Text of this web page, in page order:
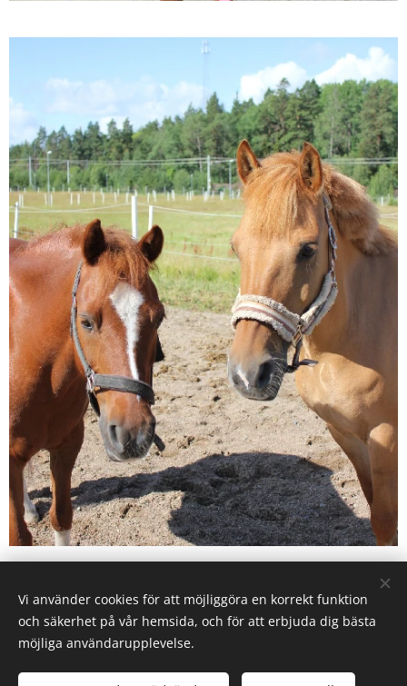
Karby Ridanläggning drivs av Ryttarcenter i Täby AB på
uppdrag avTäby Kommun.
Täby Ryttarcenter & Täby Ryttarsällskap
Efraimsbergsvägen 7, 187 75 Täby
Vi använder cookies för att möjliggöra en korrekt funktion
och säkerhet på vår hemsida, och för att erbjuda dig bästa
möjliga användarupplevelse.